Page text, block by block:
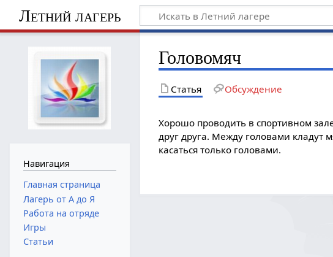
Летний лагерь
Головомяч
Статья Обсуждение
Хорошо проводить в спортивном
друг друга. Между головами кладут
касаться только головами.
Навигация
Главная страница
Лагерь от А до Я
Работа на отряде
Игры
Статьи